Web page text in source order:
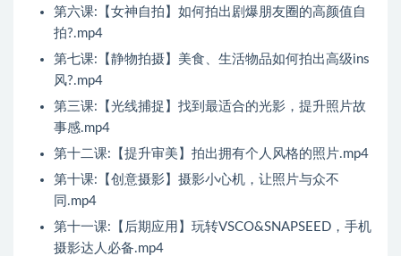
第六课:【女神自拍】如何拍出剧爆朋友圈的高颜值自
拍?.mp4
第七课:【静物拍摄】美食、生活物品如何拍出高级ins
风?.mp4
第三课:【光线捕捉】找到最适合的光影，提升照片故
事感.mp4
第十二课:【提升审美】拍出拥有个人风格的照片.mp4
第十课:【创意摄影】摄影小心机，让照片与众不
同.mp4
第十一课:【后期应用】玩转VSCO&SNAPSEED，手机
摄影达人必备.mp4